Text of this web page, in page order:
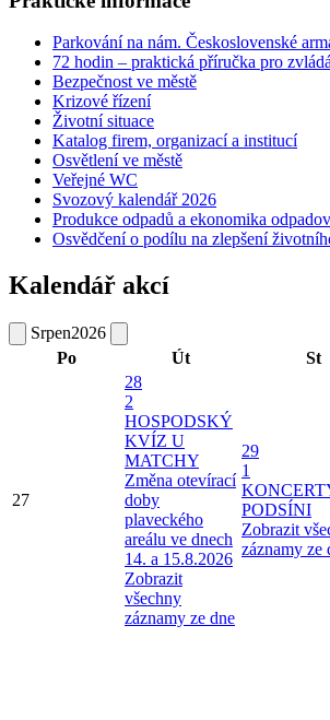
Parkování na nám. Československé
72 hodin – praktická příručka pro
Bezpečnost ve městě
Krizové řízení
Životní situace
Katalog firem, organizací a institucí
Osvětlení ve městě
Veřejné WC
Svozový kalendář 2026
Produkce odpadů a ekonomika
Osvědčení o podílu na zlepšení
Kalendář akcí
Srpen2026
Po
Út St
27
28
2
HOSPODSKÝ
KVÍZ U
MATCHY
Změna otevírací
doby
plaveckého
areálu ve dnech
14. a 15.8.2026
Zobrazit
všechny
záznamy ze dne
29
1
PODSÍNI
Zobrazit
záznamy ze